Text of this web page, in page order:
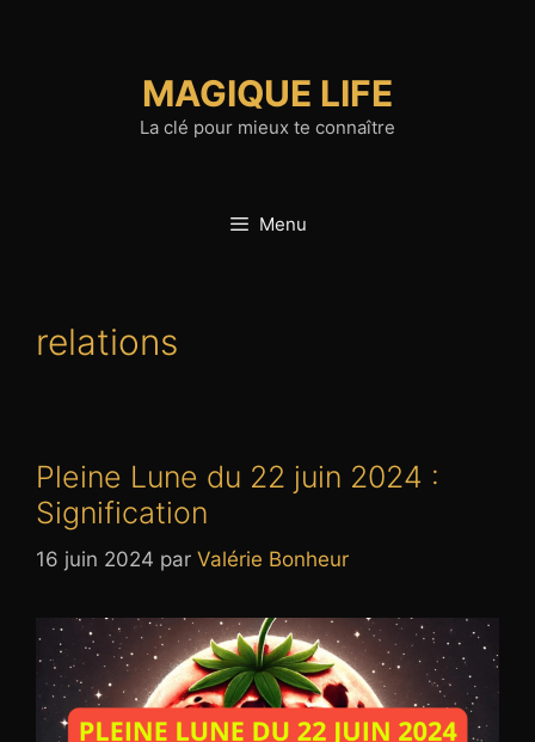
MAGIQUE LIFE
La clé pour mieux te connaître
Menu
relations
Pleine Lune du 22 juin 2024 :
Signification
16 juin 2024 par Valérie Bonheur